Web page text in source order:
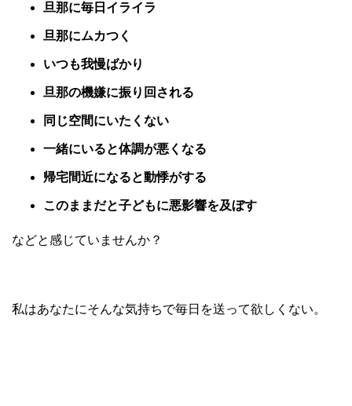
旦那に毎日イライラ
旦那にムカつく
いつも我慢ばかり
旦那の機嫌に振り回される
同じ空間にいたくない
一緒にいると体調が悪くなる
帰宅間近になると動悸がする
このままだと子どもに悪影響を及ぼす
などと感じていませんか？
私はあなたにそんな気持ちで毎日を送って欲しくない。